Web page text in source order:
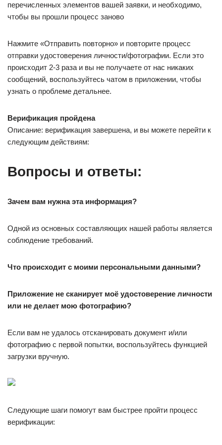
перечисленных элементов вашей заявки, и необходимо,
чтобы вы прошли процесс заново
Нажмите «Отправить повторно» и повторите процесс
отправки удостоверения личности/фотографии. Если это
происходит 2-3 раза и вы не получаете от нас никаких
сообщений, воспользуйтесь чатом в приложении, чтобы
узнать о проблеме детальнее.
Верификация пройдена
Описание: верификация завершена, и вы можете перейти к
следующим действиям:
Вопросы и ответы:
Зачем вам нужна эта информация?
Одной из основных составляющих нашей работы является
соблюдение требований.
Что происходит с моими персональными данными?
Приложение не сканирует моё удостоверение личности
или не делает мою фотографию?
Если вам не удалось отсканировать документ и/или
фотографию с первой попытки, воспользуйтесь функцией
загрузки вручную.
Следующие шаги помогут вам быстрее пройти процесс
верификации: